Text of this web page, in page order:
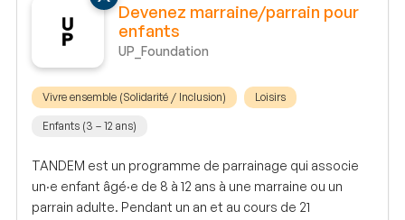
Devenez marraine/parrain pour
enfants
UP_Foundation
Vivre ensemble (Solidarité / Inclusion) Loisirs
Enfants (3 – 12 ans)
TANDEM est un programme de parrainage qui associe
un·e enfant âgé·e de 8 à 12 ans à une marraine ou un
parrain adulte. Pendant un an et au cours de 21